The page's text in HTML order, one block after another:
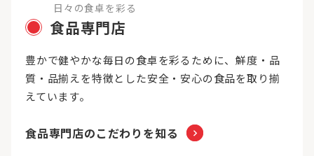
日々の食卓を彩る
食品専門店
豊かで健やかな毎日の食卓を彩るために、鮮度・品
質・品揃えを特徴とした安全・安心の食品を取り揃
えています。
食品専門店のこだわりを知る